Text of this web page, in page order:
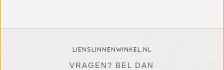
LIENSLINNENWINKEL.NL
VRAGEN? BEL DAN